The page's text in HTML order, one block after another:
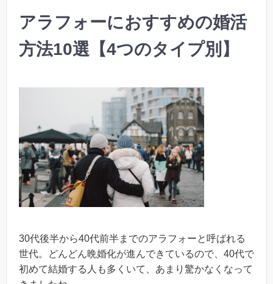
アラフォーにおすすめの婚活
方法10選【4つのタイプ別】
30代後半から40代前半までのアラフォーと呼ばれる
世代。どんどん晩婚化が進んできているので、40代で
初めて結婚する人も多くいて、あまり驚かなくなって